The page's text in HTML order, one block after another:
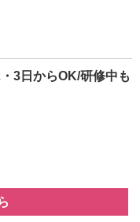
3日からOK/研修中も